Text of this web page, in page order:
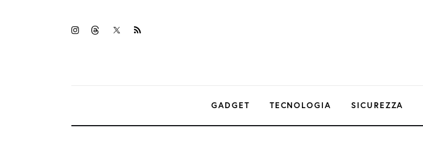
instagramm
threadstwitter-
rss
GADGET TECNOLOGIA SICUREZZA